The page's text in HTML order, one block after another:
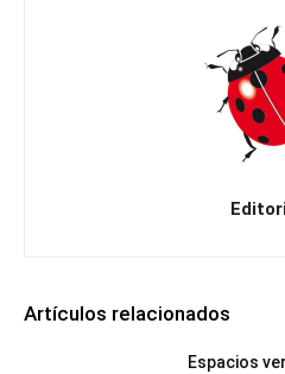
Artículos relacionados
Espacios